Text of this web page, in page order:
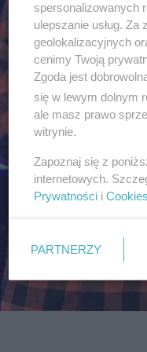
spersonalizowanych
ulepszanie usług.
geolokalizacyjnych
cenimy Twoją
Zgoda jest
się w lewym dolnym
ale masz prawo
witrynie.
Zapoznaj się z
internetowych.
Prywatności i
PARTNERZY